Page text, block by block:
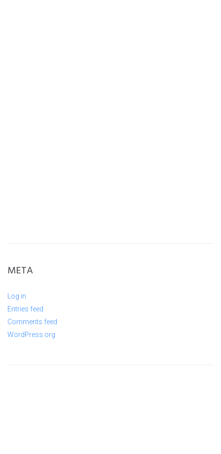
META
Log in
Entries feed
Comments feed
WordPress.org